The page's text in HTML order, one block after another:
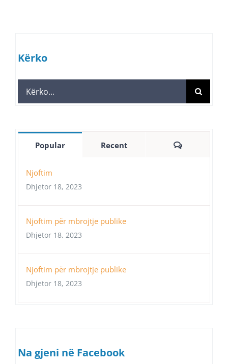
Kërko
Search
for:
Popular Recent Comments
Njoftim
Dhjetor 18, 2023
Njoftim për mbrojtje publike
Dhjetor 18, 2023
Njoftim për mbrojtje publike
Dhjetor 18, 2023
Na gjeni në Facebook